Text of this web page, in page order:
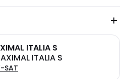
ITALIA S
ITALIA S
SAT